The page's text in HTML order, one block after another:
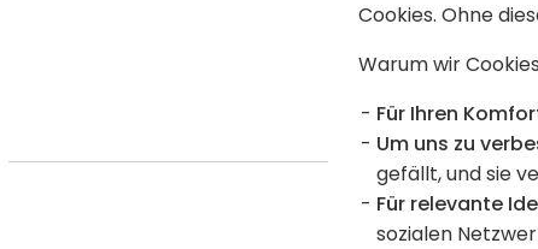
Cookies. Ohne
Warum wir
Für Ihren
Um uns zu
gefällt, und sie
Für relevante
sozialen